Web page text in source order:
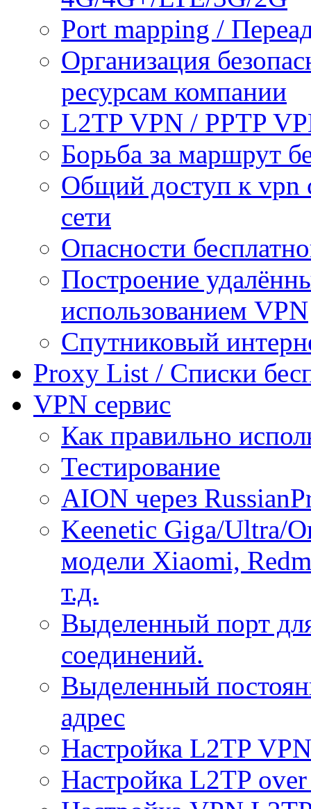
Port mapping /
Организация
ресурсам компании
L2TP VPN / PPTP
Борьба за маршрут
Общий доступ к vpn
сети
Опасности
Построение
использованием VPN
Спутниковый
Proxy List / Списки
VPN сервис
Как правильно
Тестирование
AION через
Keenetic Giga/Ultra/
модели Xiaomi,
т.д.
Выделенный порт
соединений.
Выделенный
адрес
Настройка L2TP
Настройка L2TP